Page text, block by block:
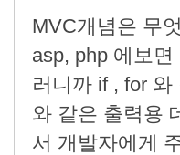
MVC개념은 무
asp, php 에보
러니까 if , for
와 같은 출력용
서 개발자에게